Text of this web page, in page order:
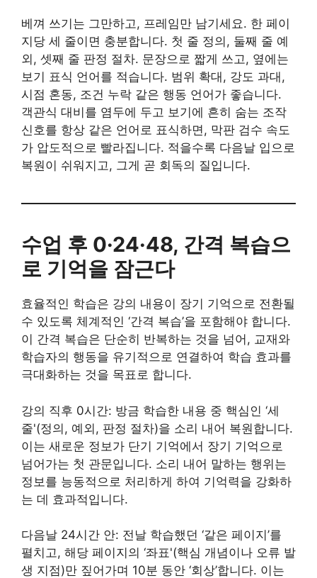
베껴 쓰기는 그만하고, 프레임만 남기세요. 한 페이
지당 세 줄이면 충분합니다. 첫 줄 정의, 둘째 줄 예
외, 셋째 줄 판정 절차. 문장으로 짧게 쓰고, 옆에는
보기 표식 언어를 적습니다. 범위 확대, 강도 과대,
시점 혼동, 조건 누락 같은 행동 언어가 좋습니다.
객관식 대비를 염두에 두고 보기에 흔히 숨는 조작
신호를 항상 같은 언어로 표식하면, 막판 검수 속도
가 압도적으로 빨라집니다. 적을수록 다음날 입으로
복원이 쉬워지고, 그게 곧 회독의 질입니다.
수업 후 0·24·48, 간격 복습으
로 기억을 잠근다
효율적인 학습은 강의 내용이 장기 기억으로 전환될
수 있도록 체계적인 ‘간격 복습’을 포함해야 합니다.
이 간격 복습은 단순히 반복하는 것을 넘어, 교재와
학습자의 행동을 유기적으로 연결하여 학습 효과를
극대화하는 것을 목표로 합니다.
강의 직후 0시간: 방금 학습한 내용 중 핵심인 ‘세
줄'(정의, 예외, 판정 절차)을 소리 내어 복원합니다.
이는 새로운 정보가 단기 기억에서 장기 기억으로
넘어가는 첫 관문입니다. 소리 내어 말하는 행위는
정보를 능동적으로 처리하게 하여 기억력을 강화하
는 데 효과적입니다.
다음날 24시간 안: 전날 학습했던 ‘같은 페이지’를
펼치고, 해당 페이지의 ‘좌표'(핵심 개념이나 오류 발
생 지점)만 짚어가며 10분 동안 ‘회상’합니다. 이는